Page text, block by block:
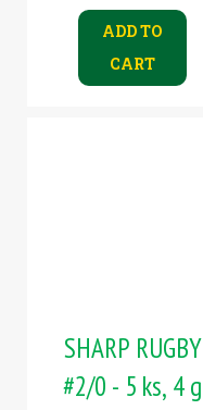
ADD TO
CART
SHARP RUGBY
#2/0 - 5 ks, 4 g